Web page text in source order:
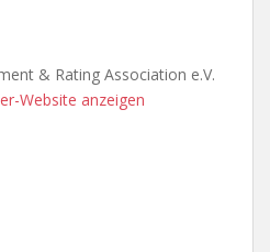
& Rating Association e.V.
Website anzeigen